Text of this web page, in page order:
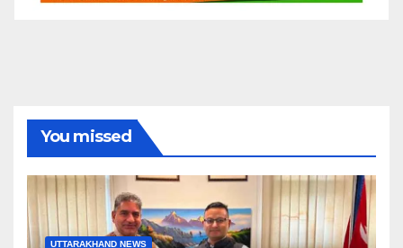
You missed
UTTARAKHAND NEWS